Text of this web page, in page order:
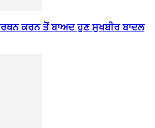
ਕਰਨ ਤੋਂ ਬਾਅਦ ਹੁਣ ਸੁਖਬੀਰ ਬਾਦਲ